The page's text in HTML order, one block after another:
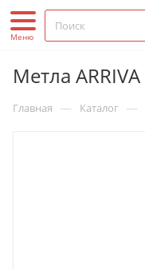
Метла ARRIVA
Главная — Каталог —